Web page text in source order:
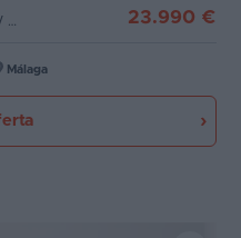
Sportback Adrenalin 30 TFSI 81kW S tron 23.990 €
Málaga